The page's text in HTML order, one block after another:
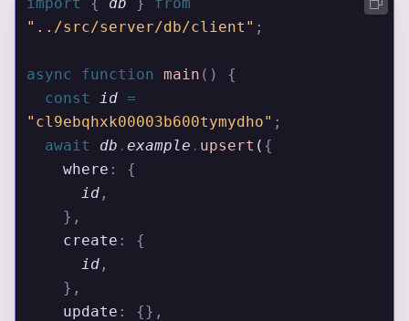
"../src/server/db/client" ;
async function main ()
{
  const
id =
"cl9ebqhxk00003b600tymydho" ;
  await
db . example . upsert ( {
    where
:
{
      id
,
    },
    create
:
{
      id
,
    },
    update
:
{},